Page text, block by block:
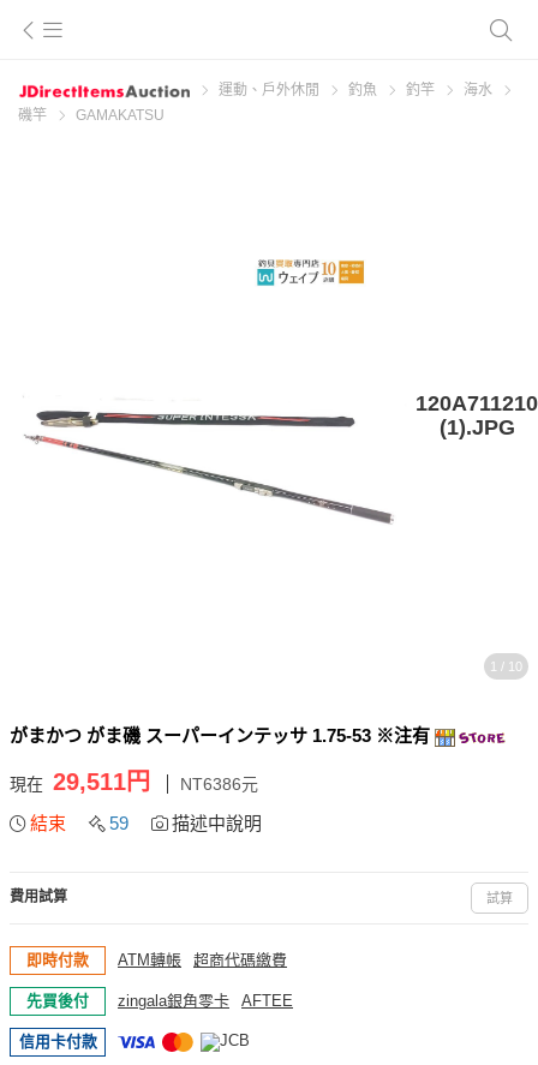
運動、戶外休閒 釣魚 釣竿
海水
磯竿
GAMAKATSU
1 / 10
120A711210
(1).JPG
がまかつ がま磯 スーパーインテッサ 1.75-53 ※注有
現在 29,511円 NT6386元
結束 59 描述中說明
費用試算 試算
即時付款 ATM轉帳 超商代碼繳費
先買後付 zingala銀角零卡 AFTEE
信用卡付款